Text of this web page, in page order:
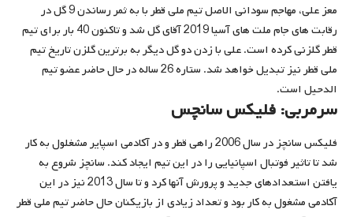
معز علی، مهاجم سودانی الاصل تیم ملی قطر با به ثمر رساندن 9 گل در
رقابت های جام ملت های آسیا 2019 آقای گل شد و تاکنون 40 بار برای تیم
قطر گلزنی کرده است. علی با زدن دو گل دیگر به برترین گلزن تاریخ تیم
ملی قطر نیز تبدیل خواهد شد. ستاره 26 ساله در حال حاضر عضو تیم
الدحیل است.
سرمربی: فلیکس سانچس
فلیکس سانچز در سال 2006 راهی قطر و در آکادمی اسپایر مشغلول به کار
شد تا تاثیر فوتبال اسپانیایی را در این تیم ایجاد کند. سانچز شروع به
یافتن استعدادهای جدید و پرورش آنها کرد و تا سال 2013 نیز در این
آکادمی مشغول به کار بود و تعداد زیادی از بازیکنان حال حاضر تیم ملی قطر